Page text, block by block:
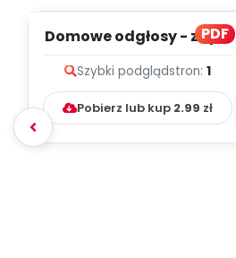
PDF
Domowe odgłosy - zapis
Szybki podglądstron: 1
Pobierz lub kup 2.99 zł